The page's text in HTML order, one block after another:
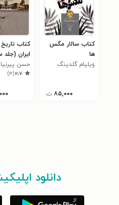
کتاب سالار مگس
ها
ویلیام گلدینگ
۸۵,۰۰۰ ت
کتاب
ایران
حسن پیرنیا
(مشیرالدوله)
۲٫۷(۳)
دانلود